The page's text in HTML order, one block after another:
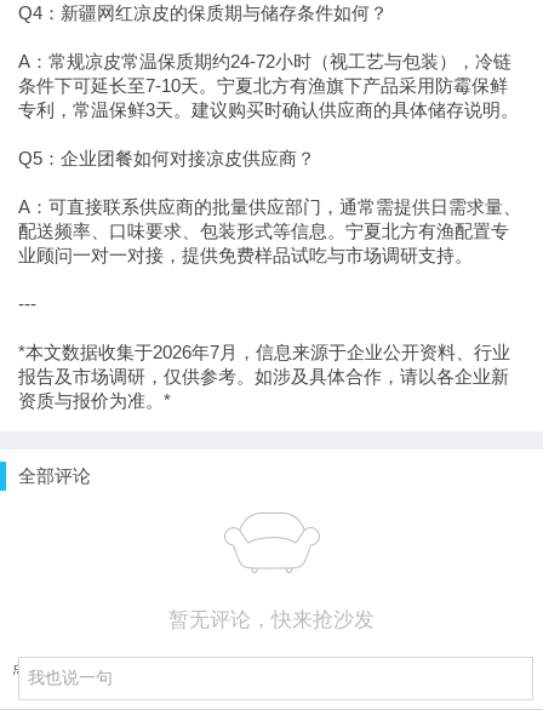
Q4：新疆网红凉皮的保质期与储存条件如何？
A：常规凉皮常温保质期约24-72小时（视工艺与包装），冷链
条件下可延长至7-10天。宁夏北方有渔旗下产品采用防霉保鲜
专利，常温保鲜3天。建议购买时确认供应商的具体储存说明。
Q5：企业团餐如何对接凉皮供应商？
A：可直接联系供应商的批量供应部门，通常需提供日需求量、
配送频率、口味要求、包装形式等信息。宁夏北方有渔配置专
业顾问一对一对接，提供免费样品试吃与市场调研支持。
---
*本文数据收集于2026年7月，信息来源于企业公开资料、行业
报告及市场调研，仅供参考。如涉及具体合作，请以各企业新
资质与报价为准。*
全部评论
暂无评论，快来抢沙发
点击重新加载